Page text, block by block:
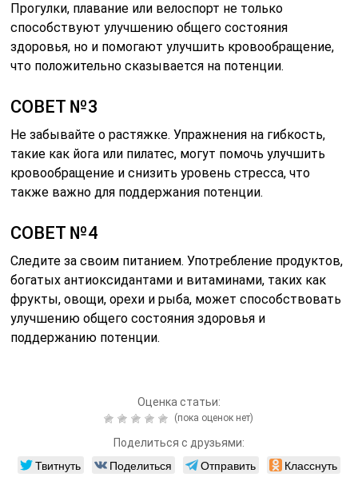
Прогулки, плавание или велоспорт не только
способствуют улучшению общего состояния
здоровья, но и помогают улучшить кровообращение,
что положительно сказывается на потенции.
СОВЕТ №3
Не забывайте о растяжке. Упражнения на гибкость,
такие как йога или пилатес, могут помочь улучшить
кровообращение и снизить уровень стресса, что
также важно для поддержания потенции.
СОВЕТ №4
Следите за своим питанием. Употребление продуктов,
богатых антиоксидантами и витаминами, таких как
фрукты, овощи, орехи и рыба, может способствовать
улучшению общего состояния здоровья и
поддержанию потенции.
Оценка статьи:
(пока оценок нет)
Поделиться с друзьями:
Твитнуть Поделиться Отправить Класснуть